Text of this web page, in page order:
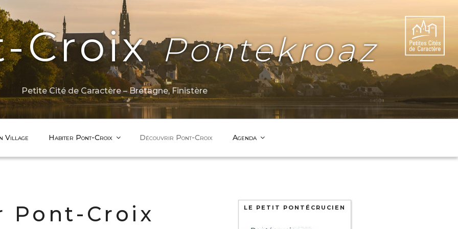
CroixPontekroaz
Petite Cité de Caractère – Bretagne, Finistère
Village Habiter Pont-Croix Découvrir Pont-Croix Agenda
Pont-Croix LE PETIT PONTÉCRUCIEN